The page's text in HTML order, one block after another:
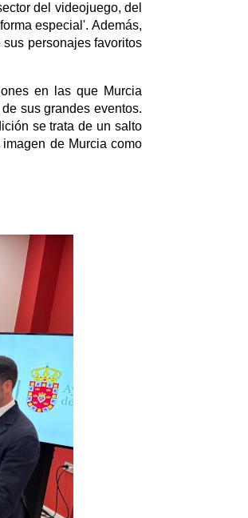
del videojuego, del
especial'. Además,
personajes favoritos
en las que Murcia
sus grandes eventos.
se trata de un salto
de Murcia como